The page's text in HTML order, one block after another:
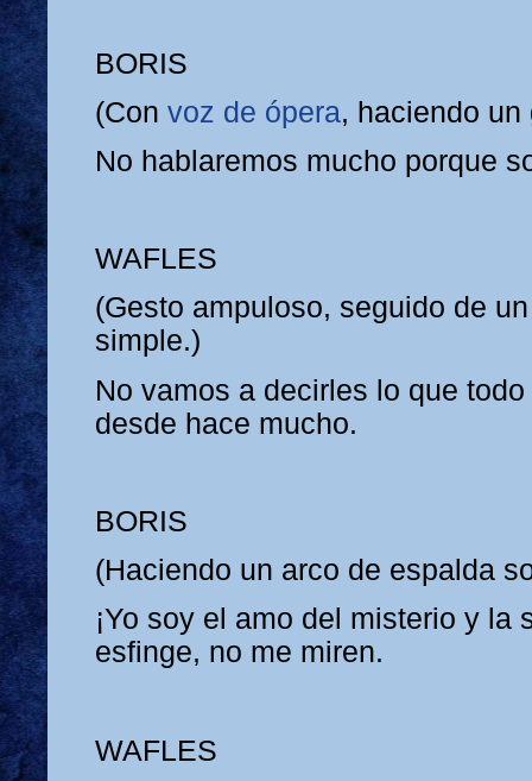
BORIS
(Con voz de ópera, haciendo un
No hablaremos mucho porque
WAFLES
(Gesto ampuloso, seguido de
simple.)
No vamos a decirles lo que
desde hace mucho.
BORIS
(Haciendo un arco de espalda
¡Yo soy el amo del misterio y la
esfinge, no me miren.
WAFLES